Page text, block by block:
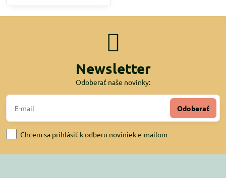
Newsletter
Odoberať naše novinky:
Odoberať
Chcem sa prihlásiť k odberu noviniek e-mailom